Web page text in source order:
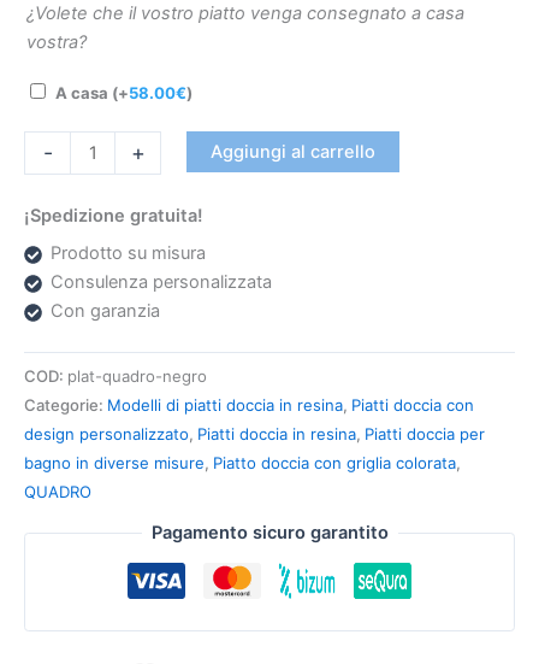
¿Volete che il vostro piatto venga consegnato a casa
vostra?
A casa (+58.00€)
- + Aggiungi al carrello
¡Spedizione gratuita!
Prodotto su misura
Consulenza personalizzata
Con garanzia
COD: plat-quadro-negro
Categorie: Modelli di piatti doccia in resina, Piatti doccia con
design personalizzato, Piatti doccia in resina, Piatti doccia per
bagno in diverse misure, Piatto doccia con griglia colorata,
QUADRO
Pagamento sicuro garantito